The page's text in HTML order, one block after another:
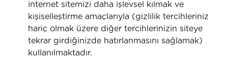
internet sitemizi daha işlevsel kılmak ve
kişiselleştirme amaçlarıyla (gizlilik tercihleriniz
hariç olmak üzere diğer tercihlerinizin siteye
tekrar girdiğinizde hatırlanmasını sağlamak)
kullanılmaktadır.